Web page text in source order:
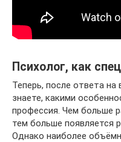
Психолог, как
Теперь, после ответа на
знаете, какими
профессия. Чем больше
тем больше появляется
Однако наиболее